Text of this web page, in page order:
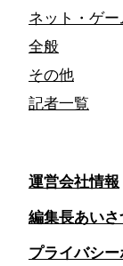
ネット・ゲー
全般
その他
記者一覧
運営会社情報
編集長あい
プライバシ